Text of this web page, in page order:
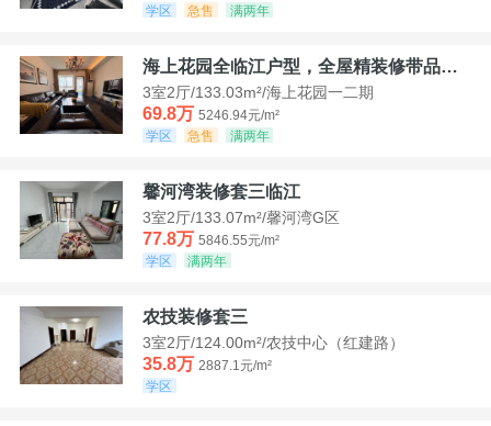
学区
急售 满两年
海上花园全临江户型，全屋精装修带品牌家具家电，诚意出售！
3室2厅/133.03m²/海上花园一二期
69.8万 5246.94元/m²
学区
急售 满两年
馨河湾装修套三临江
3室2厅/133.07m²/馨河湾G区
77.8万 5846.55元/m²
学区
满两年
农技装修套三
3室2厅/124.00m²/农技中心（红建路）
35.8万 2887.1元/m²
学区